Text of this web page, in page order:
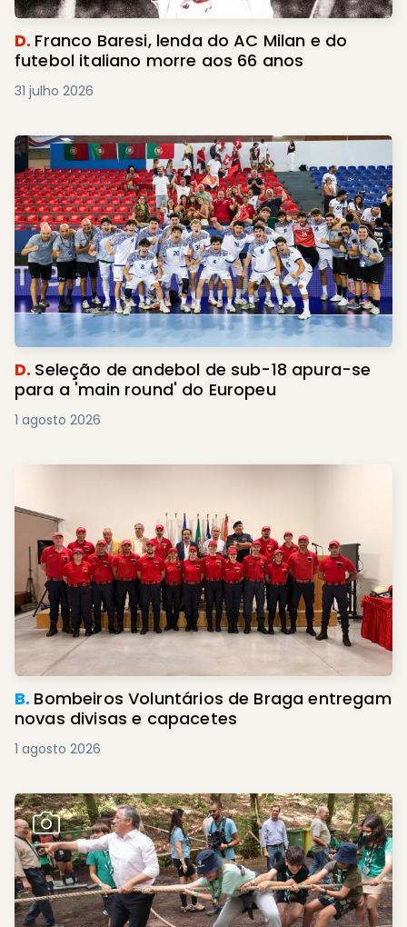
D. Franco Baresi, lenda do AC Milan e do
futebol italiano morre aos 66 anos
31 julho 2026
D. Seleção de andebol de sub-18 apura-se
para a 'main round' do Europeu
1 agosto 2026
B. Bombeiros Voluntários de Braga entregam
novas divisas e capacetes
1 agosto 2026